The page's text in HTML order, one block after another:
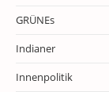
GRÜNEs
Indianer
Innenpolitik